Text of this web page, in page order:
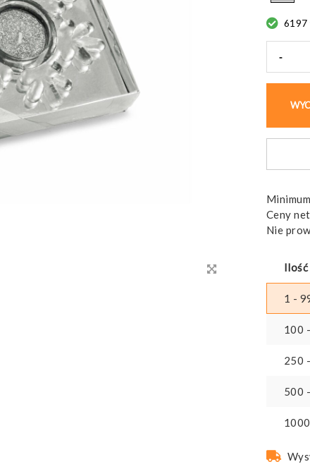
6197
-
pudełko
Ceny
Nie
Ilość
1 -
100
250
500